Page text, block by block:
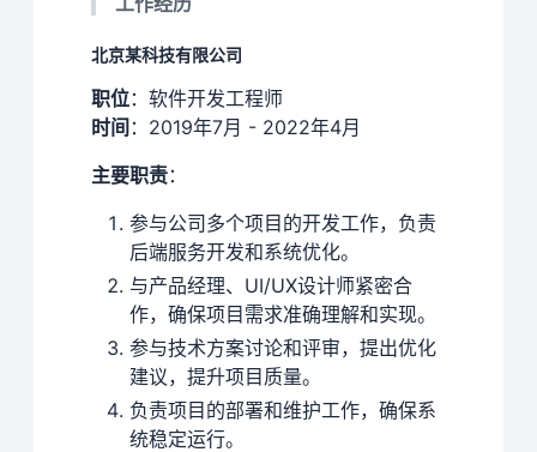
北京某科技有限公司
职位：软件开发工程师
时间 ：2019年7月 - 2022年4月
主要职责：
参与公司多个项目的开发工作，负责
后端服务开发和系统优化。
与产品经理、UI/UX设计师紧密合
作，确保项目需求准确理解和实现。
参与技术方案讨论和评审，提出优化
建议，提升项目质量。
负责项目的部署和维护工作，确保系
统稳定运行。